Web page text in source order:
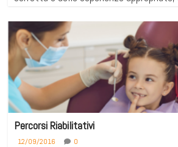
Percorsi Riabilitativi
12/09/2016 0